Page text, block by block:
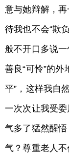
意与她辩解，
待我也不会“欺
般不开口多说
善良“可怜”的
平”，这样我自
一次次让我受委
气多了猛然醒
气？尊重老人